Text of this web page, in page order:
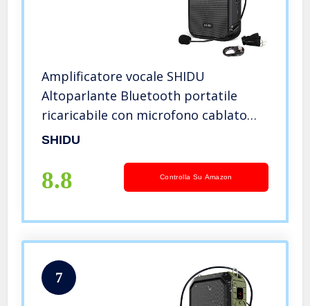
Amplificatore vocale SHIDU
Altoparlante Bluetooth portatile
ricaricabile con microfono cablato
Cuffie 10W 1800mAh Sistema PA
insegnanti, canto,allenatori,
formazione
SHIDU
8.8 Controlla Su Amazon
7